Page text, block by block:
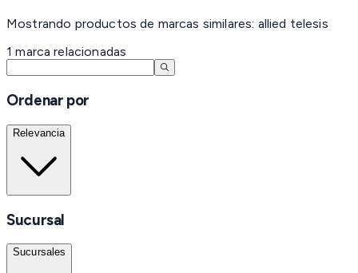
Mostrando productos de marcas similares: allied telesis
1 marca relacionadas
Ordenar por
Relevancia
Sucursal
Sucursales